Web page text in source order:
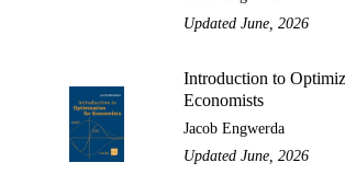
Updated June, 2026
Introduction to
Economists
Jacob Engwerda
Updated June, 2026